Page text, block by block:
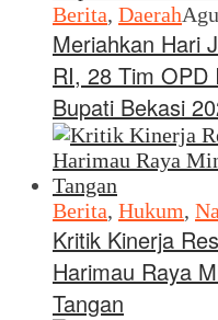
Berita, Daerah
Meriahkan Hari
RI, 28 Tim OPD
Bupati Bekasi
Berita, Hukum,
Kritik Kinerja
Harimau Raya
Tangan